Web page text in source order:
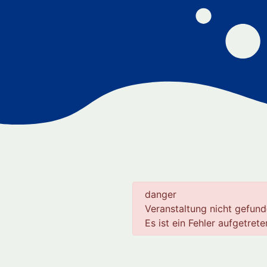
danger
Veranstaltung nicht
Es ist ein Fehler